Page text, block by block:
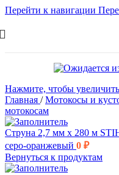
Перейти к навигации
Нажмите, чтобы
Главная / Мотокосы и
мотокосам
Струна 2,7 мм x 280 м
серо-оранжевый 0 ₽
Вернуться к продуктам